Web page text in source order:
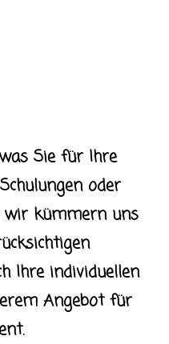
Sie für Ihre
oder
wir kümmern uns
Ihre individuellen
Angebot für